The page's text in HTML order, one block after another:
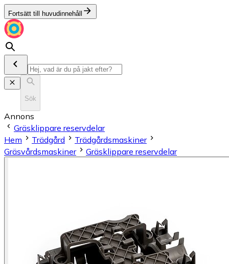
Fortsätt till huvudinnehåll
Sök
Annons
Gräsklippare reservdelar
Hem
Trädgård
Trädgårdsmaskiner
Gräsvårdsmaskiner
Gräsklippare reservdelar